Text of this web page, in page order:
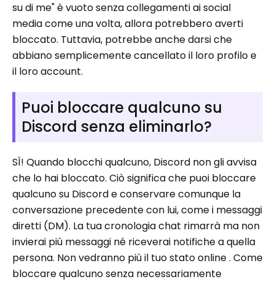
su di me" è vuoto senza collegamenti ai social
media come una volta, allora potrebbero averti
bloccato. Tuttavia, potrebbe anche darsi che
abbiano semplicemente cancellato il loro profilo e
il loro account.
Puoi bloccare qualcuno su
Discord senza eliminarlo?
SÌ! Quando blocchi qualcuno, Discord non gli avvisa
che lo hai bloccato. Ciò significa che puoi bloccare
qualcuno su Discord e conservare comunque la
conversazione precedente con lui, come i messaggi
diretti (DM). La tua cronologia chat rimarrà ma non
invierai più messaggi né riceverai notifiche a quella
persona. Non vedranno più il tuo stato online . Come
bloccare qualcuno senza necessariamente